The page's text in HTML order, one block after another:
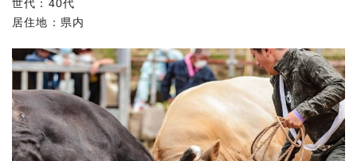
世代：40代
居住地：県内